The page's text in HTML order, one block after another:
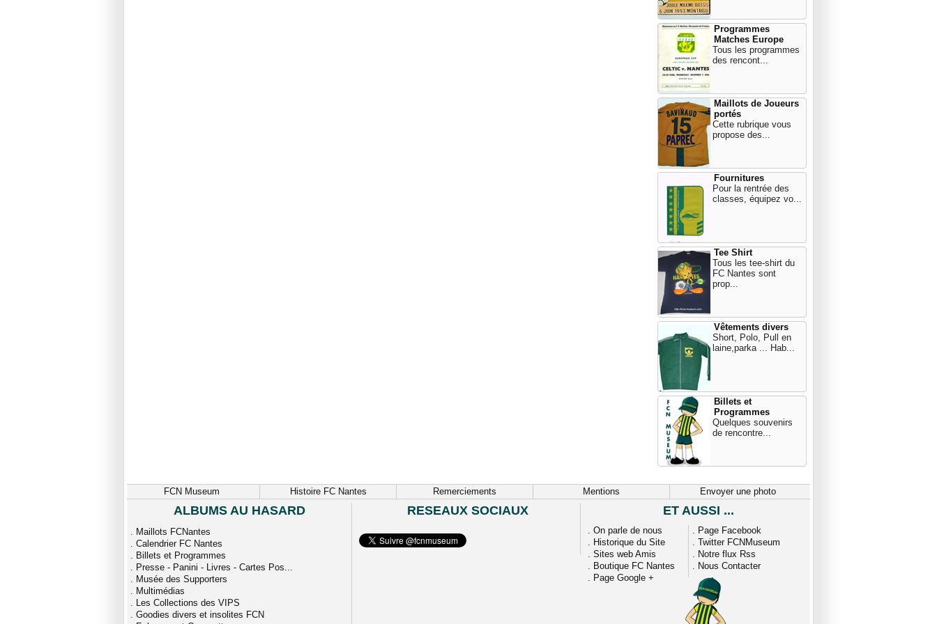
Programmes
Matches Europe
Tous les programmes
des rencont...
Maillots de Joueurs
portés
Cette rubrique vous
propose des...
Fournitures
Pour la rentrée des
classes, équipez vo...
Tee Shirt
Tous les tee-shirt du
FC Nantes sont
prop...
Vêtements divers
Short, Polo, Pull en
laine,parka ... Hab...
Billets et
Programmes
Quelques souvenirs
de rencontre...
FCN Museum Histoire FC Nantes Remerciements Mentions Envoyer une photo
ALBUMS AU HASARD
. Maillots FCNantes
. Calendrier FC Nantes
. Billets et Programmes
. Presse - Panini - Livres - Cartes Pos...
. Musée des Supporters
. Multimédias
. Les Collections des VIPS
. Goodies divers et insolites FCN
RESEAUX SOCIAUX ET AUSSI ...
. On parle de nous
. Historique du Site
. Sites web Amis
. Boutique FC Nantes
. Page Google +
. Page Facebook
. Twitter FCNMuseum
. Notre flux Rss
. Nous Contacter